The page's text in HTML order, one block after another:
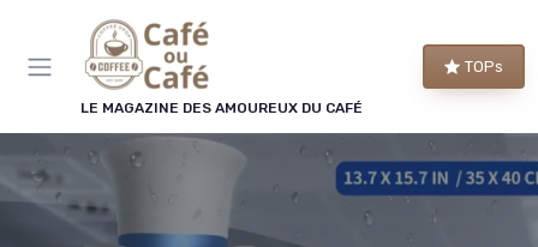
LE MAGAZINE DES AMOUREUX DU CAFÉ
TOPs
Panneau de gestion des cookies